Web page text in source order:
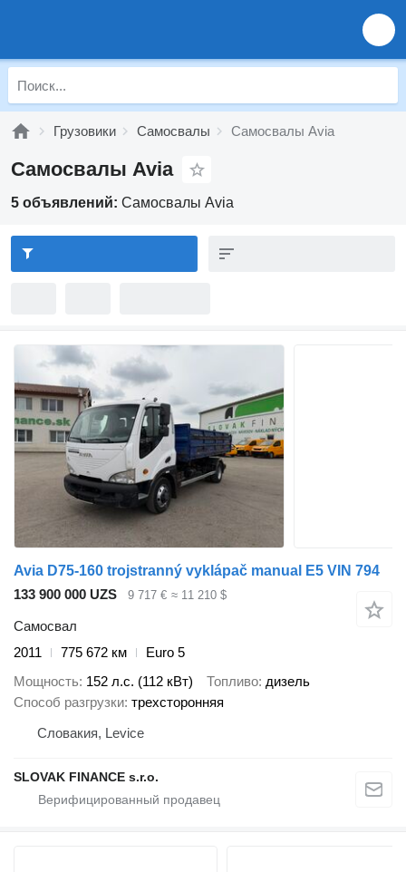
Грузовики Самосвалы Самосвалы Avia
Самосвалы Avia
5 объявлений: Самосвалы Avia
Avia D75-160 trojstranný vyklápač manual E5 VIN 794
133 900 000 UZS
9 717 € ≈ 11 210 $
Самосвал
2011
775 672 км
Euro 5
Мощность 152 л.с. (112 кВт) Топливо дизель
Способ разгрузки трехсторонняя
Словакия, Levice
SLOVAK FINANCE s.r.o.